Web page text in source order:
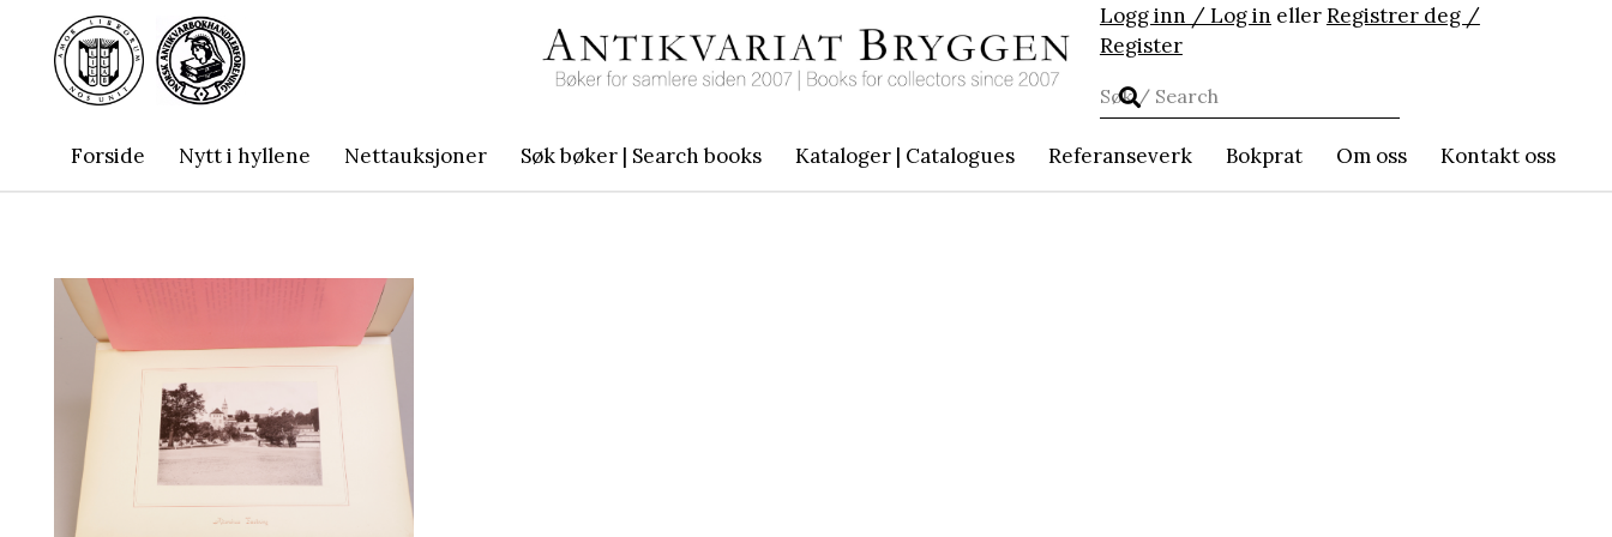
Logg inn / Log in ellerRegistrer deg /
Register
Forside Nytt i hyllene Nettauksjoner Søk bøker | Search books Kataloger | Catalogues Referanseverk Bokprat Om oss Kontakt oss